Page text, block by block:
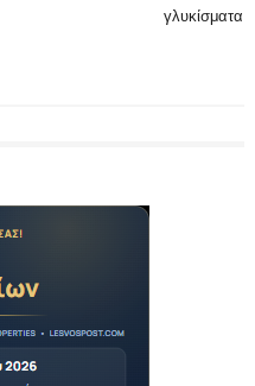
γλυκίσματα